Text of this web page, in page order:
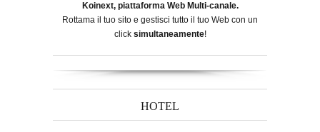
Koinext, piattaforma Web Multi-canale.
Rottama il tuo sito e gestisci tutto il tuo Web con un
click simultaneamente!
HOTEL